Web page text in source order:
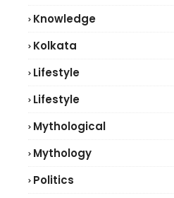
Knowledge
Kolkata
Lifestyle
Lifestyle
Mythological
Mythology
Politics